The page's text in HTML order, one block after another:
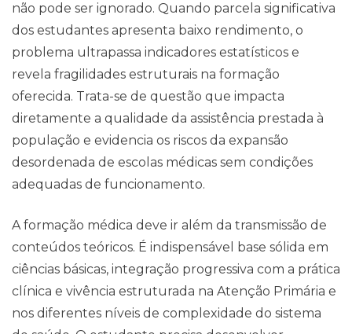
Contato
não pode ser ignorado. Quando parcela significativa
dos estudantes apresenta baixo rendimento, o
problema ultrapassa indicadores estatísticos e
revela fragilidades estruturais na formação
oferecida. Trata-se de questão que impacta
diretamente a qualidade da assistência prestada à
população e evidencia os riscos da expansão
desordenada de escolas médicas sem condições
adequadas de funcionamento.
A formação médica deve ir além da transmissão de
conteúdos teóricos. É indispensável base sólida em
ciências básicas, integração progressiva com a prática
clínica e vivência estruturada na Atenção Primária e
nos diferentes níveis de complexidade do sistema